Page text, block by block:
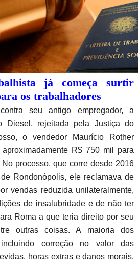
já começa surtir
os trabalhadores
seu antigo empregador, a
Diesel, rejeitada pela Justiça do
o vendedor Maurício Rother
R$ 750 mil para
processo, que corre desde 2016
Rondonópolis, ele reclamava de
vendas reduzida unilateralmente,
de insalubridade e de não ter
Roma a que teria direito por seu
outras coisas. A maioria dos
correção no valor das
horas extras e danos morais.